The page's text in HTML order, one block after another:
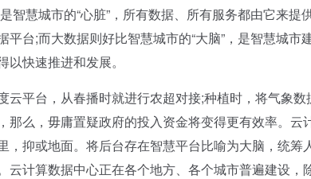
智慧城市的“心脏”，所有数据、所有服务都由它来提
平台;而大数据则好比智慧城市的“大脑”，是智慧城
快速推进和发展。
平台，从春播时就进行农超对接;种植时，将气象数
那么，毋庸置疑政府的投入资金将变得更有效率。
，抑或地面。将后台存在智慧平台比喻为大脑，统
云计算数据中心正在各个地方、各个城市普遍建设